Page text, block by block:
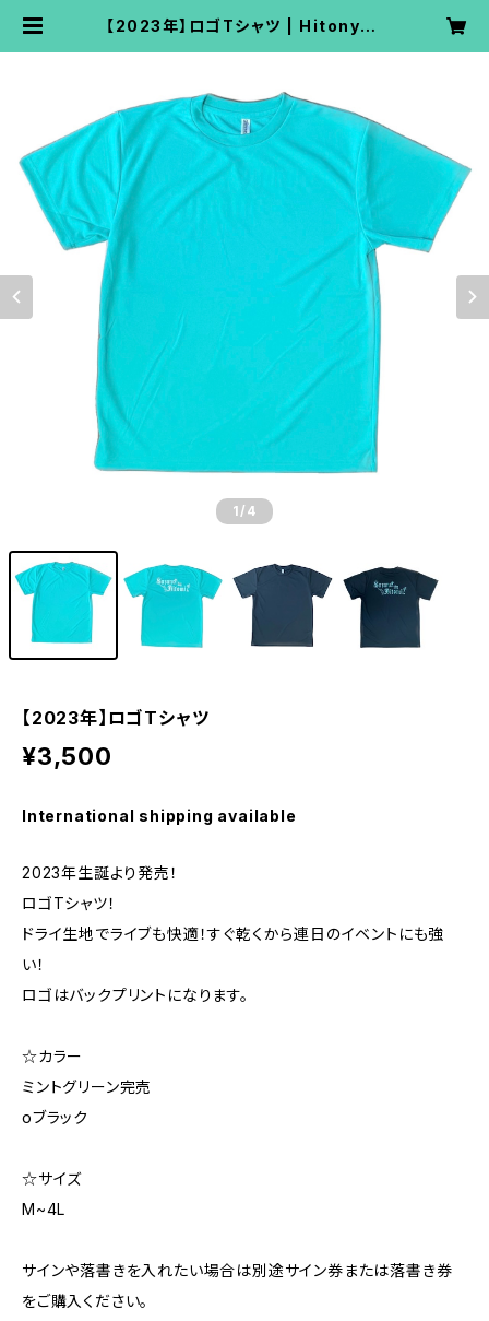
【2023年】ロゴTシャツ | Hitonyan
1 /4
【2023年】ロゴTシャツ
¥3,500
International shipping available
2023年生誕より発売！
ロゴTシャツ！
ドライ生地でライブも快適！すぐ乾くから連日のイベントにも強
い！
ロゴはバックプリントになります。
☆カラー
ミントグリーン完売
oブラック
☆サイズ
M~4L
サインや落書きを入れたい場合は別途サイン券または落書き券
をご購入ください。